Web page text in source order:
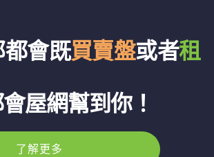
會既買賣盤或者租
屋網幫到你！
了解更多